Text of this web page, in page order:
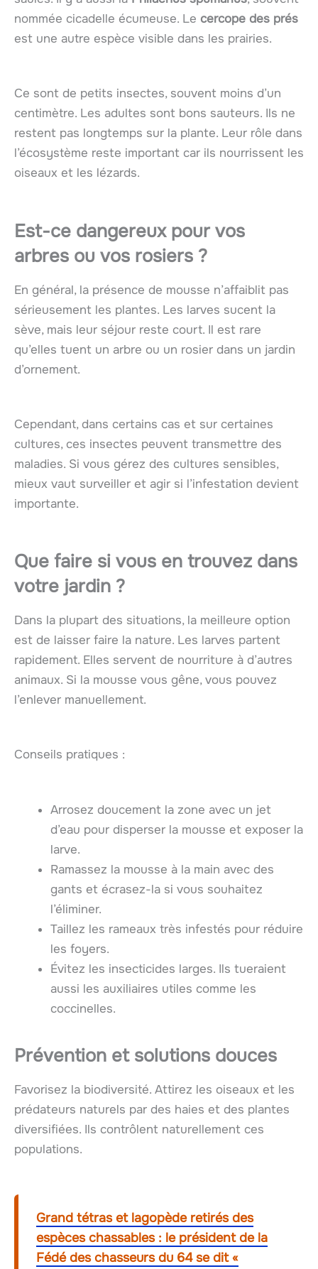
nommée cicadelle écumeuse. Le cercope des prés
est une autre espèce visible dans les prairies.
Ce sont de petits insectes, souvent moins d’un
centimètre. Les adultes sont bons sauteurs. Ils ne
restent pas longtemps sur la plante. Leur rôle dans
l’écosystème reste important car ils nourrissent les
oiseaux et les lézards.
Est-ce dangereux pour vos
arbres ou vos rosiers ?
En général, la présence de mousse n’affaiblit pas
sérieusement les plantes. Les larves sucent la
sève, mais leur séjour reste court. Il est rare
qu’elles tuent un arbre ou un rosier dans un jardin
d’ornement.
Cependant, dans certains cas et sur certaines
cultures, ces insectes peuvent transmettre des
maladies. Si vous gérez des cultures sensibles,
mieux vaut surveiller et agir si l’infestation devient
importante.
Que faire si vous en trouvez dans
votre jardin ?
Dans la plupart des situations, la meilleure option
est de laisser faire la nature. Les larves partent
rapidement. Elles servent de nourriture à d’autres
animaux. Si la mousse vous gêne, vous pouvez
l’enlever manuellement.
Conseils pratiques :
Arrosez doucement la zone avec un jet
d’eau pour disperser la mousse et exposer la
larve.
Ramassez la mousse à la main avec des
gants et écrasez-la si vous souhaitez
l’éliminer.
Taillez les rameaux très infestés pour réduire
les foyers.
Évitez les insecticides larges. Ils tueraient
aussi les auxiliaires utiles comme les
coccinelles.
Prévention et solutions douces
Favorisez la biodiversité. Attirez les oiseaux et les
prédateurs naturels par des haies et des plantes
diversifiées. Ils contrôlent naturellement ces
populations.
Grand tétras et lagopède retirés des
espèces chassables : le président de la
Fédé des chasseurs du 64 se dit «